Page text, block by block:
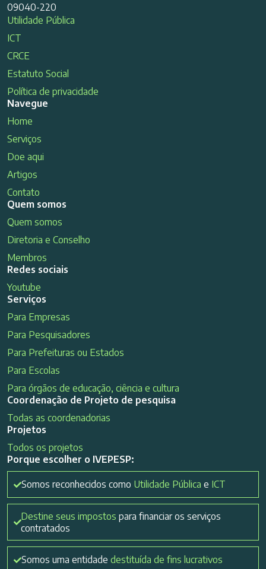
09040-220
Utilidade Pública
ICT
CRCE
Estatuto Social
Política de privacidade
Navegue
Home
Serviços
Doe aqui
Artigos
Contato
Quem somos
Quem somos
Diretoria e Conselho
Membros
Redes sociais
Youtube
Serviços
Para Empresas
Para Pesquisadores
Para Prefeituras ou Estados
Para Escolas
Para órgãos de educação, ciência e cultura
Coordenação de Projeto de pesquisa
Todas as coordenadorias
Projetos
Todos os projetos
Porque escolher o IVEPESP:
Somos reconhecidos como Utilidade Pública e ICT
Destine seus impostos para financiar os serviços
contratados
Somos uma entidade destituída de fins lucrativos